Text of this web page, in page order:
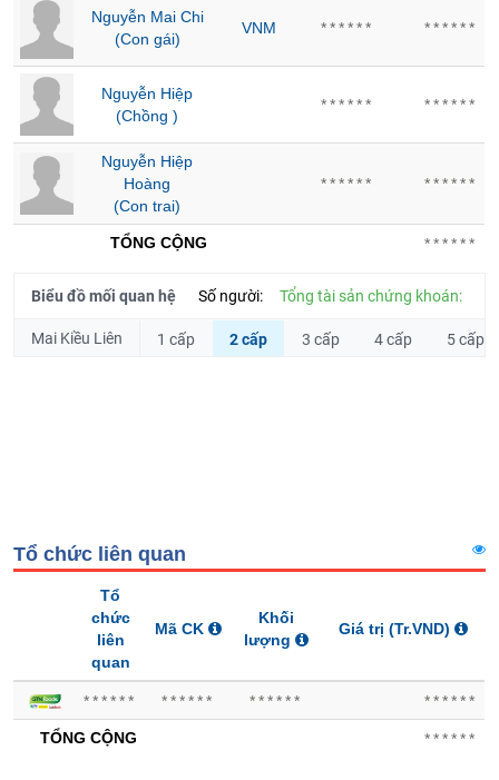
liệu
Tâm
lý
thị
trường
Nguyễn Mai Chi
(Con gái)
VNM ****** ******
Nguyễn Hiệp
(Chồng )
****** ******
Nguyễn Hiệp
Hoàng
(Con trai)
****** ******
TỔNG CỘNG ******
Biểu đồ mối quan hệ Số người: Tổng tài sản chứng khoán:
Mai Kiều Liên 1 cấp 2 cấp 3 cấp 4 cấp 5 cấp
Tổ chức liên quan
Tổ
chức
liên
quan
Mã CK
Khối
lượng
Giá trị (Tr.VND)
****** ****** ****** ******
TỔNG CỘNG ******
TIÊU
DÙNG
KHÔNG
THIẾT
YẾU
DÙNG
KHỎE
CHÍNH